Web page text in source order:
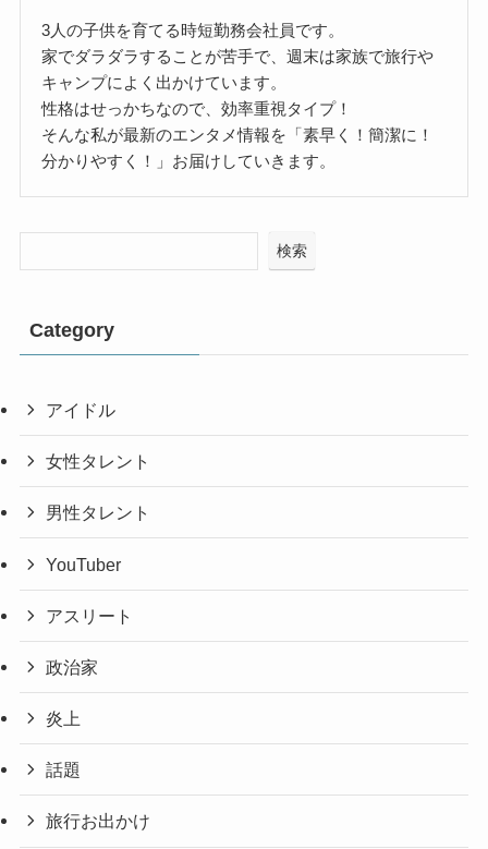
3人の子供を育てる時短勤務会社員です。
家でダラダラすることが苦手で、週末は家族で旅行や
キャンプによく出かけています。
性格はせっかちなので、効率重視タイプ！
そんな私が最新のエンタメ情報を「素早く！簡潔に！
分かりやすく！」お届けしていきます。
検索
Category
アイドル
女性タレント
男性タレント
YouTuber
アスリート
政治家
炎上
話題
旅行お出かけ